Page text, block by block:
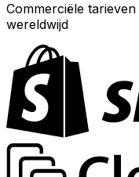
Commerciële
wereldwijd